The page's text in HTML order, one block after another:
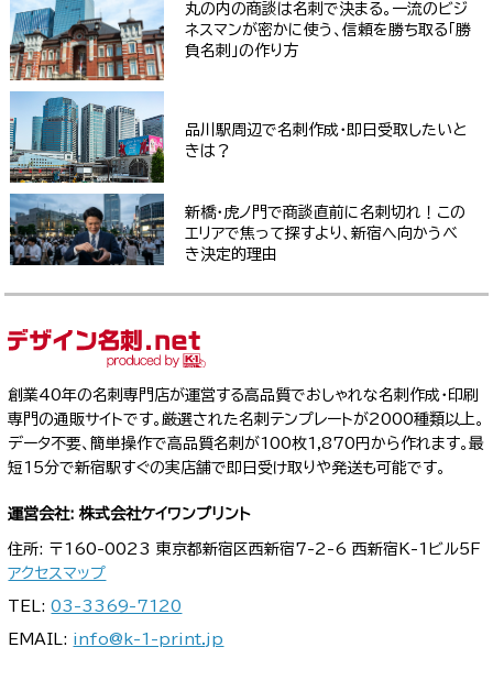
丸の内の商談は名刺で決まる。一流のビジ
ネスマンが密かに使う、信頼を勝ち取る「勝
負名刺」の作り方
品川駅周辺で名刺作成・即日受取したいと
きは？
新橋・虎ノ門で商談直前に名刺切れ！この
エリアで焦って探すより、新宿へ向かうべ
き決定的理由
創業40年の名刺専門店が運営する高品質でおしゃれな名刺作成・印刷
専門の通販サイトです。厳選された名刺テンプレートが2000種類以上。
データ不要、簡単操作で高品質名刺が100枚1,870円から作れます。最
短15分で新宿駅すぐの実店舗で即日受け取りや発送も可能です。
運営会社: 株式会社ケイワンプリント
住所: 〒160-0023 東京都新宿区西新宿7-2-6 西新宿K-1ビル5F
アクセスマップ
TEL:03-3369-7120
EMAIL: info@k-1-print.jp